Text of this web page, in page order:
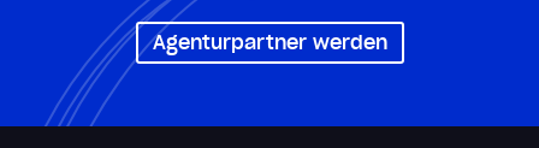
Agenturpartner werden